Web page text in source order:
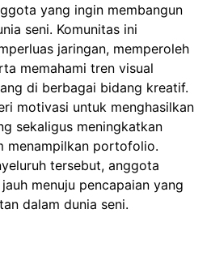
yang ingin membangun
seni. Komunitas ini
jaringan, memperoleh
memahami tren visual
di berbagai bidang kreatif.
motivasi untuk menghasilkan
sekaligus meningkatkan
menampilkan portofolio.
tersebut, anggota
menuju pencapaian yang
dalam dunia seni.